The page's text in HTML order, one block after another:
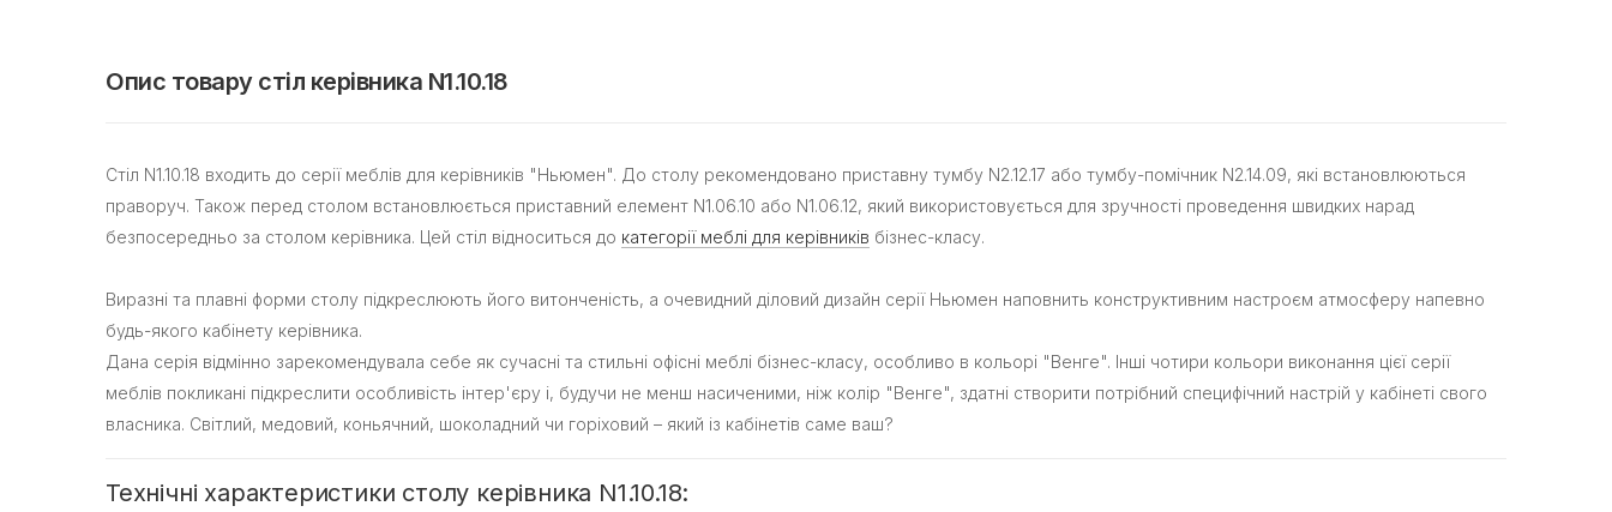
Опис товару стіл керівника N1.10.18
Стіл N1.10.18 входить до серії меблів для керівників "Ньюмен". До столу рекомендовано приставну тумбу N2.12.17 або тумбу-помічник N2.14.09, які встановлюються
праворуч. Також перед столом встановлюється приставний елемент N1.06.10 або N1.06.12, який використовується для зручності проведення швидких нарад
безпосередньо за столом керівника. Цей стіл відноситься до категорії меблі для керівників бізнес-класу.
Виразні та плавні форми столу підкреслюють його витонченість, а очевидний діловий дизайн серії Ньюмен наповнить конструктивним настроєм атмосферу напевно
будь-якого кабінету керівника.
Дана серія відмінно зарекомендувала себе як сучасні та стильні офісні меблі бізнес-класу, особливо в кольорі "Венге". Інші чотири кольори виконання цієї серії
меблів покликані підкреслити особливість інтер'єру і, будучи не менш насиченими, ніж колір "Венге", здатні створити потрібний специфічний настрій у кабінеті свого
власника. Світлий, медовий, коньячний, шоколадний чи горіховий – який із кабінетів саме ваш?
Технічні характеристики столу керівника N1.10.18: